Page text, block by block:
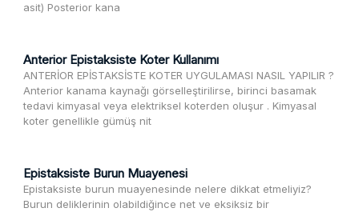
asit) Posterior kana
Anterior Epistaksiste Koter Kullanımı
ANTERİOR EPİSTAKSİSTE KOTER UYGULAMASI NASIL YAPILIR ?
Anterior kanama kaynağı görselleştirilirse, birinci basamak
tedavi kimyasal veya elektriksel koterden oluşur . Kimyasal
koter genellikle gümüş nit
Epistaksiste Burun Muayenesi
Epistaksiste burun muayenesinde nelere dikkat etmeliyiz?
Burun deliklerinin olabildiğince net ve eksiksiz bir